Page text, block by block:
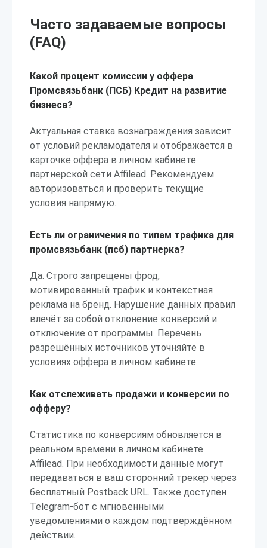
Часто задаваемые вопросы
(FAQ)
Какой процент комиссии у оффера
Промсвязьбанк (ПСБ) Кредит на развитие
бизнеса?
Актуальная ставка вознаграждения зависит
от условий рекламодателя и отображается в
карточке оффера в личном кабинете
партнерской сети Affilead. Рекомендуем
авторизоваться и проверить текущие
условия напрямую.
Есть ли ограничения по типам трафика для
промсвязьбанк (псб) партнерка?
Да. Строго запрещены фрод,
мотивированный трафик и контекстная
реклама на бренд. Нарушение данных правил
влечёт за собой отклонение конверсий и
отключение от программы. Перечень
разрешённых источников уточняйте в
условиях оффера в личном кабинете.
Как отслеживать продажи и конверсии по
офферу?
Статистика по конверсиям обновляется в
реальном времени в личном кабинете
Affilead. При необходимости данные могут
передаваться в ваш сторонний трекер через
бесплатный Postback URL. Также доступен
Telegram-бот с мгновенными
уведомлениями о каждом подтверждённом
действии.